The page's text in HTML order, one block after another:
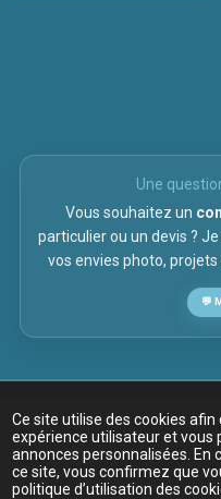
Ce site utilise des cookies afin
expérience utilisateur et vous
annonces personnalisées. En
ce site, vous confirmez que
politique d’utilisation des
Une
Vous souhaitez un
particulier ou un devis ?
vos envies photo,
💬